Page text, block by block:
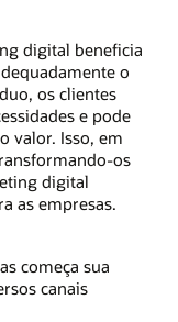
digital beneficia
o
os clientes
e pode
valor. Isso, em
os
digital
as empresas.
começa sua
canais